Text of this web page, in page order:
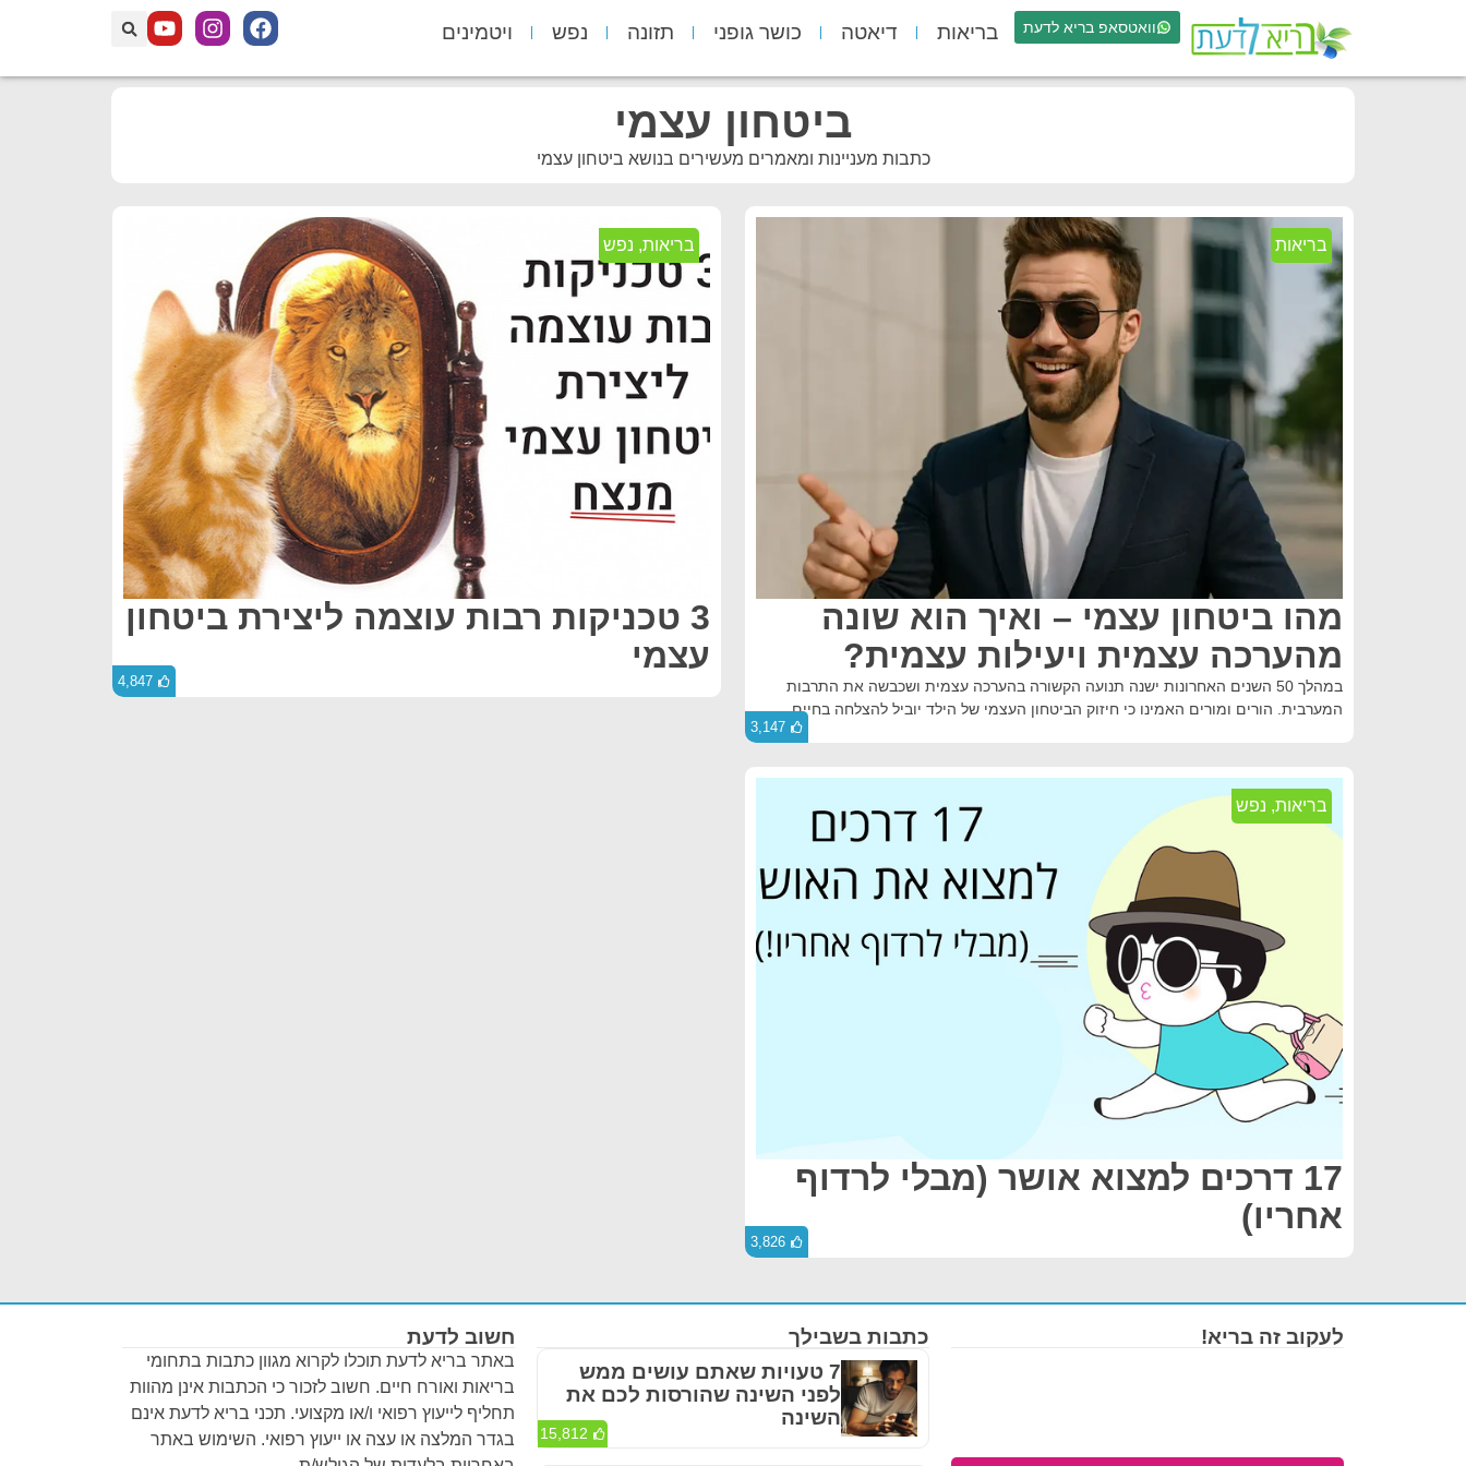
וואטסאפ בריא לדעת בריאות דיאטה כושר גופני תזונה נפש ויטמינים
ביטחון עצמי
כתבות מעניינות ומאמרים מעשירים בנושא ביטחון עצמי
בריאות
מהו ביטחון עצמי – ואיך הוא שונה
מהערכה עצמית ויעילות עצמית?
במהלך 50 השנים האחרונות ישנה תנועה הקשורה בהערכה עצמית ושכבשה את התרבות
המערבית. הורים ומורים האמינו כי חיזוק הביטחון העצמי של הילד יוביל להצלחה בחיים.
3,147
בריאות, נפש
3 טכניקות רבות עוצמה ליצירת ביטחון
עצמי
4,847
בריאות, נפש
17 דרכים למצוא אושר (מבלי לרדוף
אחריו)
3,826
חשוב לדעת
באתר בריא לדעת תוכלו לקרוא מגוון כתבות בתחומי
בריאות ואורח חיים. חשוב לזכור כי הכתבות אינן מהוות
תחליף לייעוץ רפואי ו/או מקצועי. תכני בריא לדעת אינם
בגדר המלצה או עצה או ייעוץ רפואי. השימוש באתר
כתבות בשבילך
7 טעויות שאתם עושים ממש
לפני השינה שהורסות לכם את
השינה
15,812
לעקוב זה בריא!